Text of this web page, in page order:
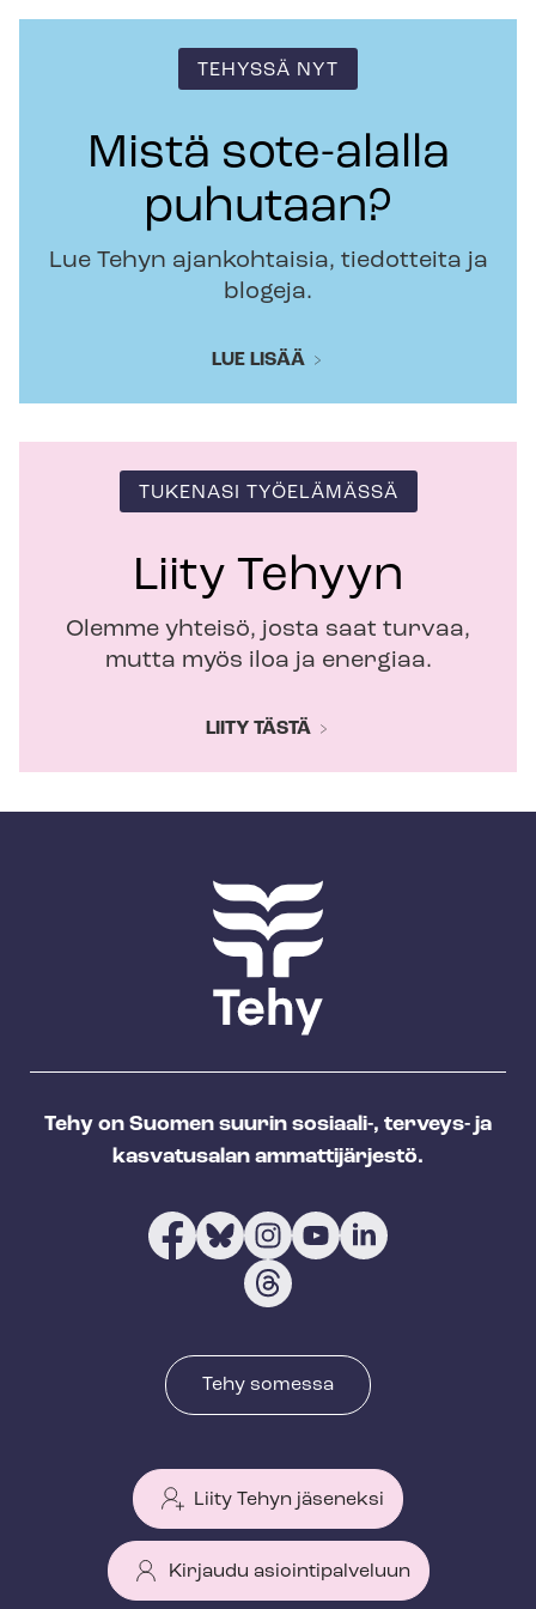
TEHYSSÄ NYT
Mistä sote-alalla
puhutaan?
Lue Tehyn ajankohtaisia, tiedotteita ja
blogeja.
LUE LISÄÄ
TUKENASI TYÖELÄMÄSSÄ
Liity Tehyyn
Olemme yhteisö, josta saat turvaa,
mutta myös iloa ja energiaa.
LIITY TÄSTÄ
Tehy on Suomen suurin sosiaali-, terveys- ja
kasvatusalan ammattijärjestö.
Tehy somessa
Liity Tehyn jäseneksi
Kirjaudu asiointipalveluun